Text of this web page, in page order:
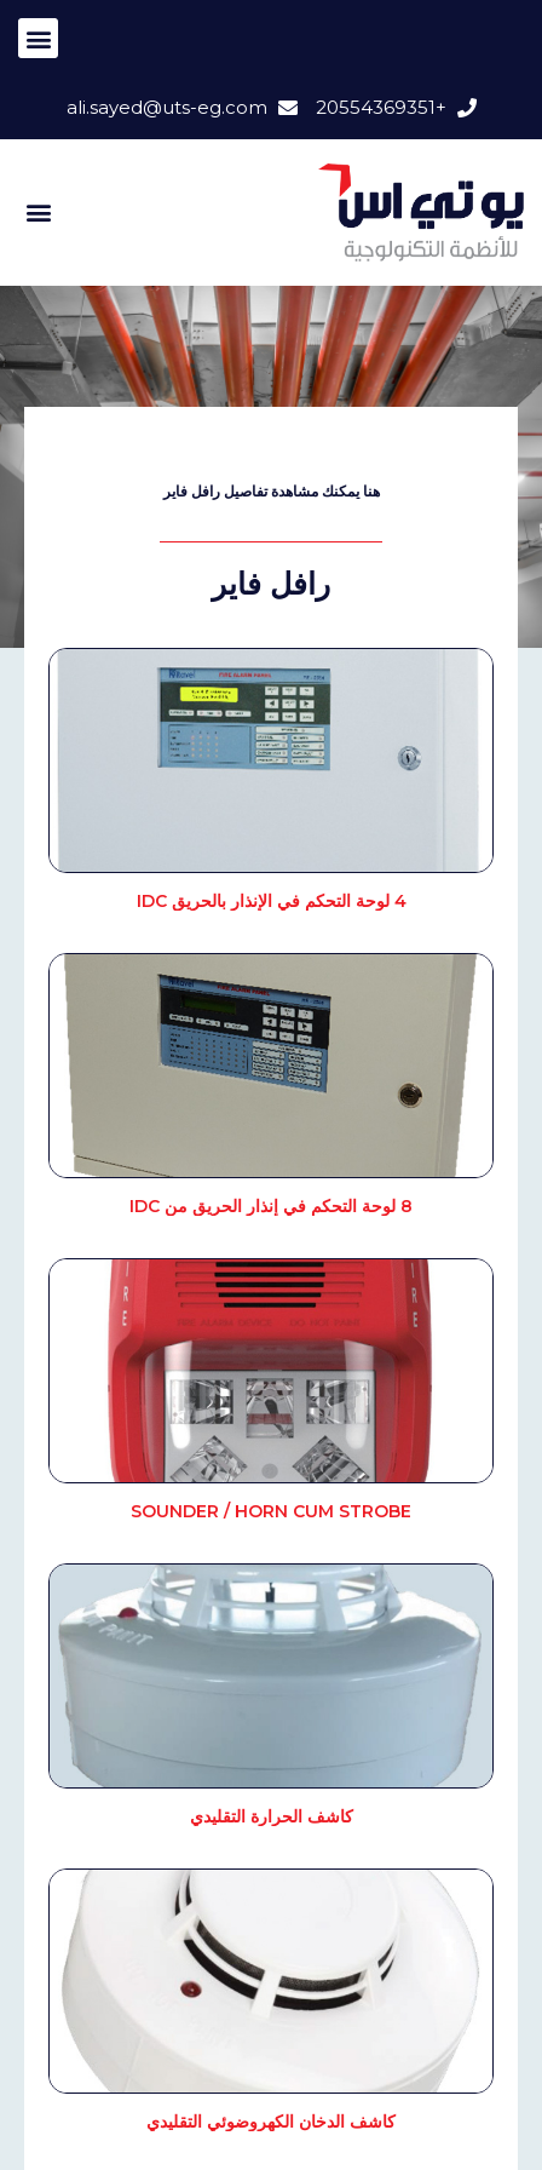
+20554369351
ali.sayed@uts-eg.com
هنا يمكنك مشاهدة تفاصيل رافل فاير
رافل فاير
4 لوحة التحكم في الإنذار بالحريق IDC
8 لوحة التحكم في إنذار الحريق من IDC
SOUNDER / HORN CUM STROBE
كاشف الحرارة التقليدي
كاشف الدخان الكهروضوئي التقليدي